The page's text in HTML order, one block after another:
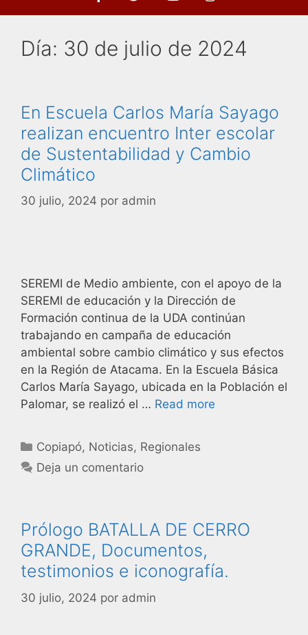
Día: 30 de julio de 2024
En Escuela Carlos María Sayago
realizan encuentro Inter escolar
de Sustentabilidad y Cambio
Climático
30 julio, 2024 por admin
SEREMI de Medio ambiente, con el apoyo de la
SEREMI de educación y la Dirección de
Formación continua de la UDA continúan
trabajando en campaña de educación
ambiental sobre cambio climático y sus efectos
en la Región de Atacama. En la Escuela Básica
Carlos María Sayago, ubicada en la Población el
Palomar, se realizó el … Read more
Copiapó, Noticias, Regionales
Deja un comentario
Prólogo BATALLA DE CERRO
GRANDE, Documentos,
testimonios e iconografía.
30 julio, 2024 por admin